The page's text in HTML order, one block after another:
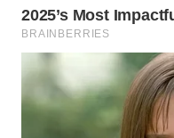
WN
KARO
SIMALUNGUN